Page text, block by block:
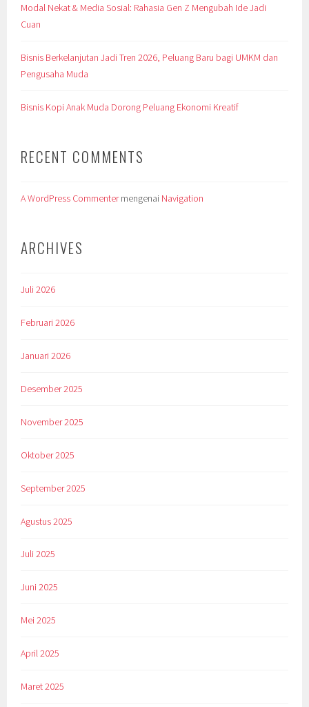
Modal Nekat & Media Sosial: Rahasia Gen Z Mengubah Ide Jadi
Cuan
Bisnis Berkelanjutan Jadi Tren 2026, Peluang Baru bagi UMKM dan
Pengusaha Muda
Bisnis Kopi Anak Muda Dorong Peluang Ekonomi Kreatif
RECENT COMMENTS
A WordPress Commentermengenai Navigation
ARCHIVES
Juli 2026
Februari 2026
Januari 2026
Desember 2025
November 2025
Oktober 2025
September 2025
Agustus 2025
Juli 2025
Juni 2025
Mei 2025
April 2025
Maret 2025